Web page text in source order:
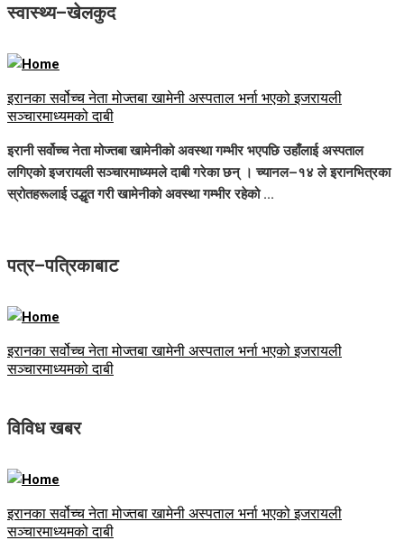
स्वास्थ्य–खेलकुद
इरानका सर्वोच्च नेता मोज्तबा खामेनी अस्पताल भर्ना भएको इजरायली
सञ्चारमाध्यमको दाबी
इरानी सर्वोच्च नेता मोज्तबा खामेनीको अवस्था गम्भीर भएपछि उहाँलाई अस्पताल
लगिएको इजरायली सञ्चारमाध्यमले दाबी गरेका छन् । च्यानल–१४ ले इरानभित्रका
स्रोतहरूलाई उद्धृत गरी खामेनीको अवस्था गम्भीर रहेको ...
पत्र–पत्रिकाबाट
इरानका सर्वोच्च नेता मोज्तबा खामेनी अस्पताल भर्ना भएको इजरायली
सञ्चारमाध्यमको दाबी
विविध खबर
इरानका सर्वोच्च नेता मोज्तबा खामेनी अस्पताल भर्ना भएको इजरायली
सञ्चारमाध्यमको दाबी